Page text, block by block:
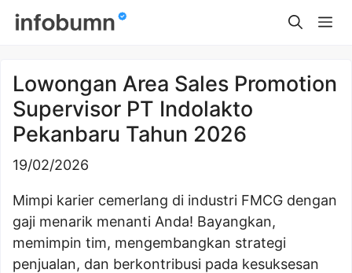
Skip
Lowongan Area Sales Promotion
Supervisor PT Indolakto
Pekanbaru Tahun 2026
19/02/2026
Mimpi karier cemerlang di industri FMCG dengan
gaji menarik menanti Anda! Bayangkan,
memimpin tim, mengembangkan strategi
penjualan, dan berkontribusi pada kesuksesan